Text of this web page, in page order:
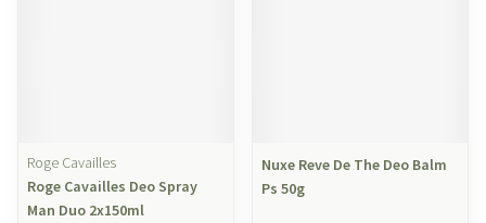
Roge Cavailles
Roge Cavailles Deo Spray
Man Duo 2x150ml
Nuxe Reve De The Deo Balm
Ps 50g